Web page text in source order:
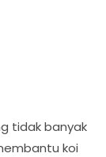
tidak banyak
koi